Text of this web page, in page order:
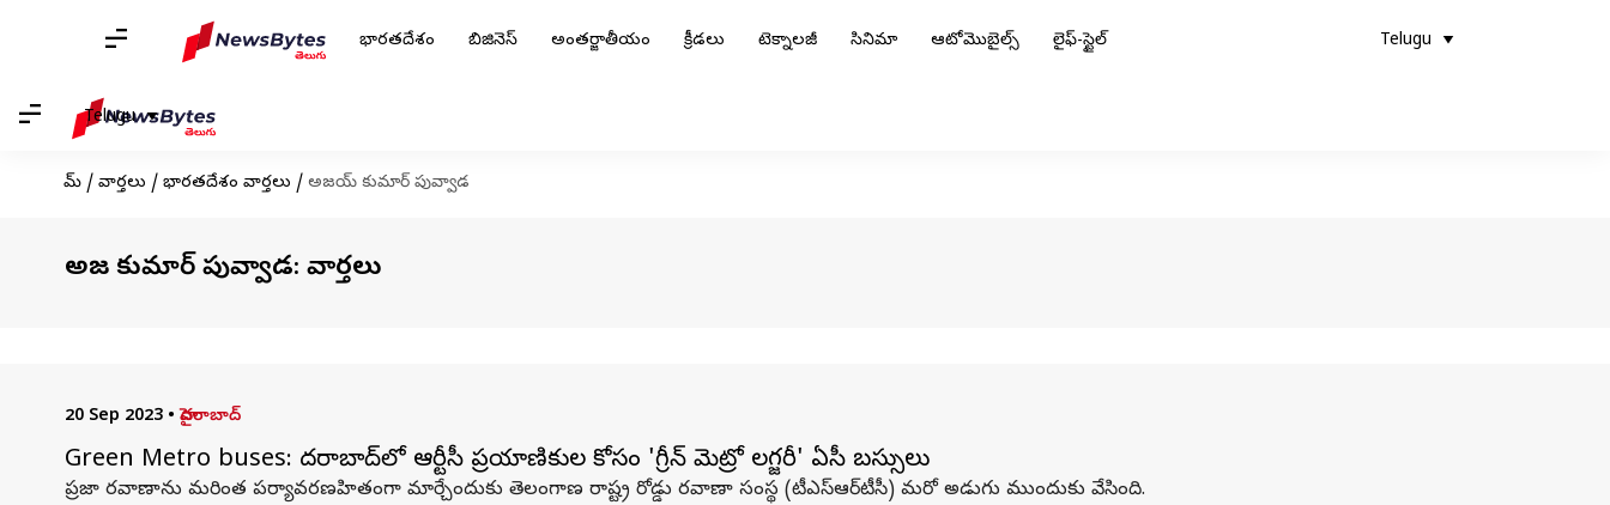
భారతదేశం బిజినెస్ అంతర్జాతీయం క్రీడలు టెక్నాలజీ సినిమా ఆటోమొబైల్స్ లైఫ్-స్టైల్ Telugu
Telugu
హోమ్ / వార్తలు / భారతదేశం వార్తలు / అజయ్ కుమార్ పువ్వాడ
అజయ్ కుమార్ పువ్వాడ: వార్తలు
20 Sep 2023 • హైదరాబాద్
Green Metro buses: హైదరాబాద్‌లో ఆర్టీసీ ప్రయాణికుల కోసం 'గ్రీన్‌ మెట్రో లగ్జరీ' ఏసీ బస్సులు
ప్రజా రవాణాను మరింత పర్యావరణహితంగా మార్చేందుకు తెలంగాణ రాష్ట్ర రోడ్డు రవాణా సంస్థ (టీఎస్ఆర్‌టీసీ) మరో అడుగు ముందుకు వేసింది.